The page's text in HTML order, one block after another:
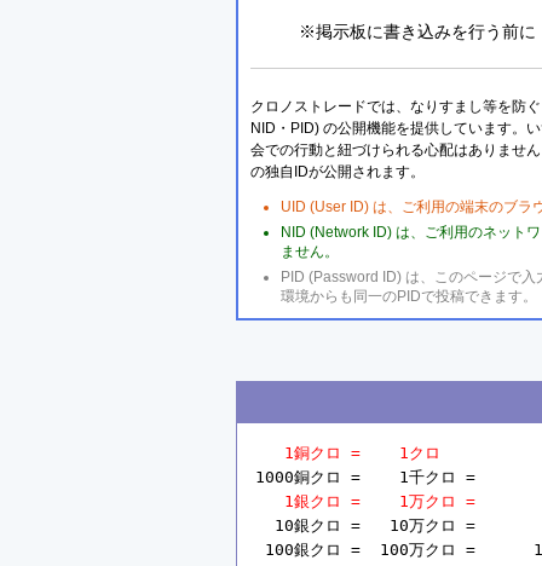
※掲示板に書き込みを行う前に
クロノストレードでは、なりすまし等を防
NID・PID) の公開機能を提供しています。
会での行動と紐づけられる心配はありませ
の独自IDが公開されます。
UID (User ID) は、ご利用の端末のブ
NID (Network ID) は、ご利用のネット
ません。
PID (Password ID) は、このページで
環境からも同一のPIDで投稿できます。
1銅クロ =    1クロ
1000銅クロ =    1千クロ =
1銀クロ =    1万クロ =
10銀クロ =   10万クロ =
100銀クロ =  100万クロ =